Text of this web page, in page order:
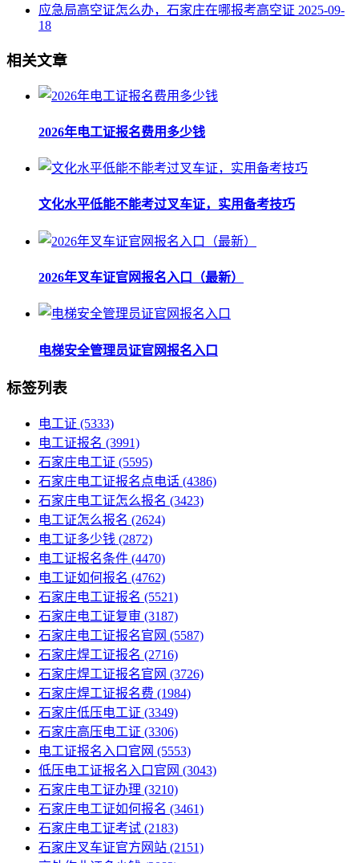
应急局高空证怎么办，石家庄在哪报考高空证 2025-09-
18
相关文章
2026年电工证报名费用多少钱
文化水平低能不能考过叉车证，实用备考技巧
2026年叉车证官网报名入口（最新）
电梯安全管理员证官网报名入口
标签列表
电工证 (5333)
电工证报名 (3991)
石家庄电工证 (5595)
石家庄电工证报名点电话 (4386)
石家庄电工证怎么报名 (3423)
电工证怎么报名 (2624)
电工证多少钱 (2872)
电工证报名条件 (4470)
电工证如何报名 (4762)
石家庄电工证报名 (5521)
石家庄电工证复审 (3187)
石家庄电工证报名官网 (5587)
石家庄焊工证报名 (2716)
石家庄焊工证报名官网 (3726)
石家庄焊工证报名费 (1984)
石家庄低压电工证 (3349)
石家庄高压电工证 (3306)
电工证报名入口官网 (5553)
低压电工证报名入口官网 (3043)
石家庄电工证办理 (3210)
石家庄电工证如何报名 (3461)
石家庄电工证考试 (2183)
石家庄叉车证官方网站 (2151)